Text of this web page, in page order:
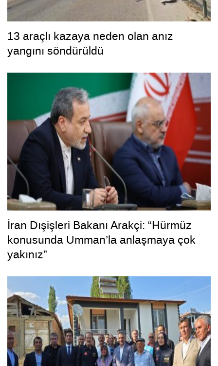
13 araçlı kazaya neden olan anız
yangını söndürüldü
İran Dışişleri Bakanı Arakçi: “Hürmüz
konusunda Umman’la anlaşmaya çok
yakınız”